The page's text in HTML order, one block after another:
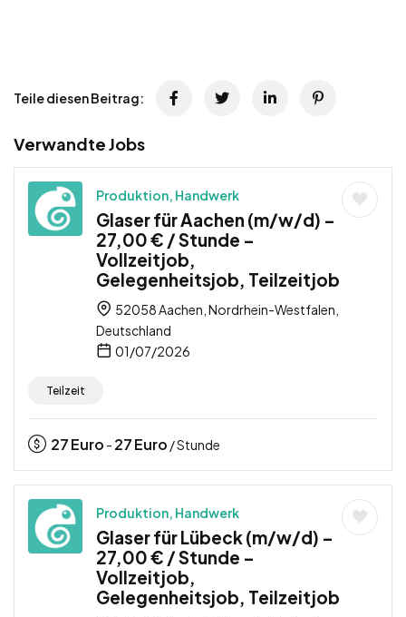
Teile diesen Beitrag:
Verwandte Jobs
Produktion, Handwerk
Glaser für Aachen (m/w/d) –
27,00 € / Stunde –
Vollzeitjob,
Gelegenheitsjob, Teilzeitjob
52058 Aachen, Nordrhein-Westfalen,
Deutschland
01/07/2026
Teilzeit
27Euro - 27Euro / Stunde
Produktion, Handwerk
Glaser für Lübeck (m/w/d) –
27,00 € / Stunde –
Vollzeitjob,
Gelegenheitsjob, Teilzeitjob